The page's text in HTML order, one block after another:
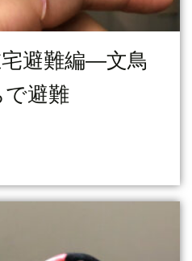
宅避難編―文鳥
で避難